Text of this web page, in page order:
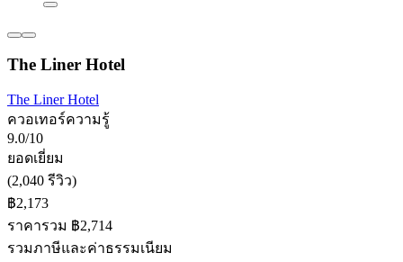
The Liner Hotel
The Liner Hotel
ควอเทอร์ความรู้
9.0/10
ยอดเยี่ยม
(2,040 รีวิว)
฿2,173
ราคารวม ฿2,714
รวมภาษีและค่าธรรมเนียม